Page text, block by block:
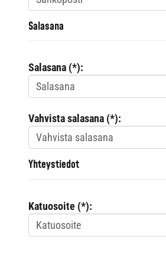
Salasana
Salasana (*):
Vahvista salasana (*):
Yhteystiedot
Katuosoite (*):